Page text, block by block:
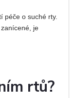
péče o suché rty.
je
rtů?